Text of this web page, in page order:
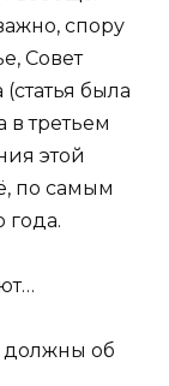
спору
Совет
была
в третьем
этой
по самым
года.
должны об